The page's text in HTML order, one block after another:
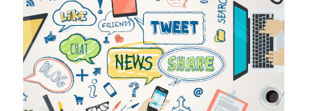
Price
SEO
Maintenance
Packages
in
the